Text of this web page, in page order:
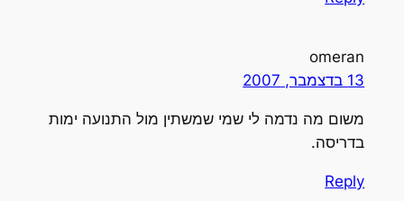
omeran
13 בדצמבר, 2007
משום מה נדמה לי שמי שמשתין מול התנועה ימות
בדריסה.
Reply